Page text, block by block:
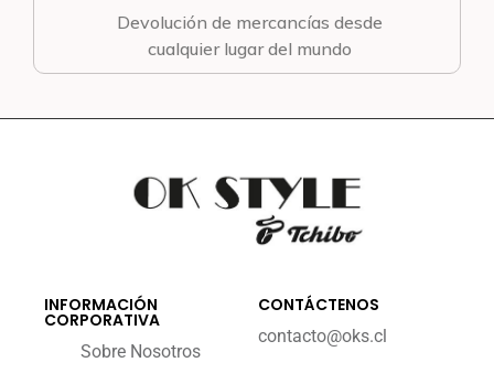
Devolución de mercancías desde
cualquier lugar del mundo
INFORMACIÓN
CORPORATIVA
Sobre Nosotros
CONTÁCTENOS
contacto@oks.cl